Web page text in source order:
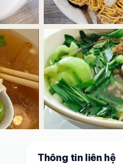
Thông tin liên hệ